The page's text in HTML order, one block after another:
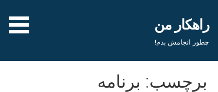
محتواراهکار من
چطور انجامش بدم!
برچسب: برنامه